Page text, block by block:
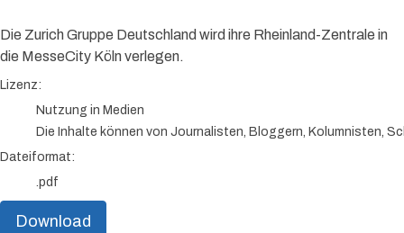
Die Zurich Gruppe Deutschland wird ihre Rheinland-Zentrale in
die MesseCity Köln verlegen.
go to media item
Lizenz:
Nutzung in Medien
Die Inhalte können von Journalisten, Bloggern, Kolumnisten,
Dateiformat:
.pdf
Download